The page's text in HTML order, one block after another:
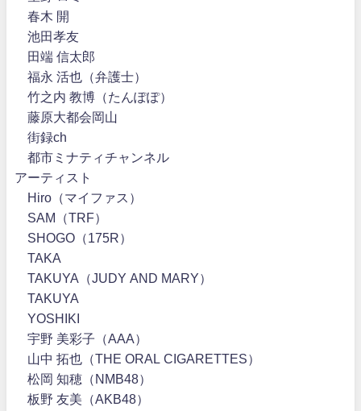
春木 開
池田孝友
田端 信太郎
福永 活也（弁護士）
竹之内 教博（たんぽぽ）
藤原大都会岡山
街録ch
都市ミナティチャンネル
アーティスト
Hiro（マイファス）
SAM（TRF）
SHOGO（175R）
TAKA
TAKUYA（JUDY AND MARY）
TAKUYA∞
YOSHIKI
宇野 美彩子（AAA）
山中 拓也（THE ORAL CIGARETTES）
松岡 知穂（NMB48）
板野 友美（AKB48）